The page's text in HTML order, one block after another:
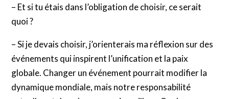
– Et si tu étais dans l’obligation de choisir, ce serait
quoi ?
– Si je devais choisir, j’orienterais ma réflexion sur des
événements qui inspirent l’unification et la paix
globale. Changer un événement pourrait modifier la
dynamique mondiale, mais notre responsabilité